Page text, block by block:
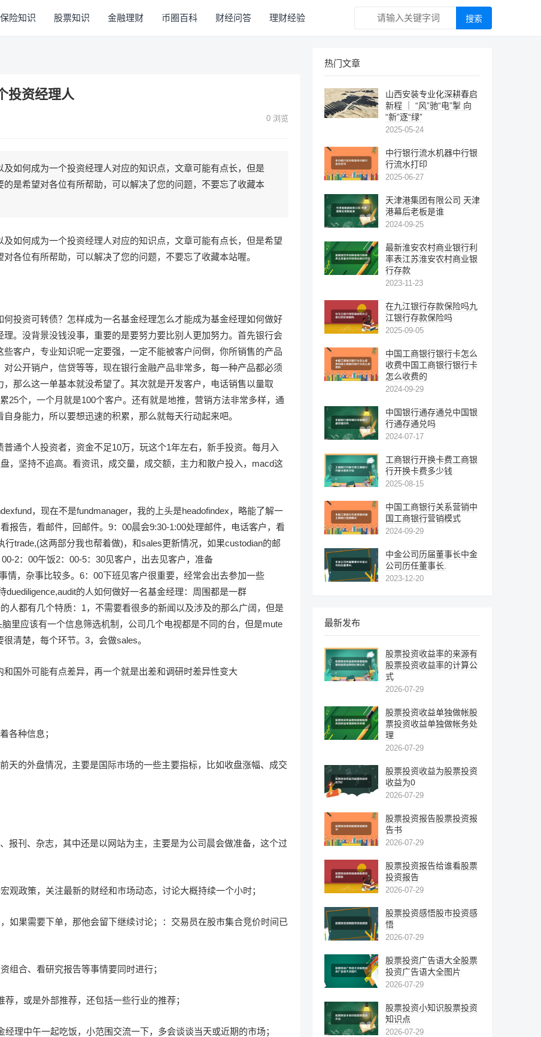
保险知识 股票知识 金融理财 币圈百科 财经问答 理财经验
投资经理人
0 浏览
如何成为一个投资经理人对应的知识点，文章可能有点长，但是
是希望对各位有所帮助，可以解决了您的问题，不要忘了收藏本
如何成为一个投资经理人对应的知识点，文章可能有点长，但是希望
各位有所帮助，可以解决了您的问题，不要忘了收藏本站喔。
投资可转债？怎样成为一名基金经理怎么才能成为基金经理如何做好
。没背景没钱没事，重要的是要努力要比别人更加努力。首先银行会
客户，专业知识呢一定要强，一定不能被客户问倒，你所销售的产品
公开销户，信贷等等，现在银行金融产品非常多，每一种产品都必须
那么这一单基本就没希望了。其次就是开发客户，电话销售以量取
25个，一个月就是100个客户。还有就是地推，营销方法非常多样，通
身能力，所以要想迅速的积累，那么就每天行动起来吧。
通个人投资者，资金不足10万，玩这个1年左右，新手投资。每月入
，坚持不追高。看资讯，成交量，成交额，主力和散户投入，macd这
，现在不是fundmanager，我的上头是headofindex，略能了解一
报告，看邮件，回邮件。9：00晨会9:30-1:00处理邮件，电话客户，看
trade,(这两部分我也帮着做)，和sales更新情况，如果custodian的邮
2：00午饭2：00-5：30见客户，出去见客户，准备
情，杂事比较多。6：00下班见客户很重要，经常会出去参加一些
的人如何做好一名基金经理：周围都是一群
人都有几个特质：1，不需要看很多的新闻以及涉及的那么广阔，但是
里应该有一个信息筛选机制，公司几个电视都是不同的台，但是mute
清楚，每个环节。3，会做sales。
国外可能有点差异，再一个就是出差和调研时差异性变大
各种信息；
天的外盘情况，主要是国际市场的一些主要指标，比如收盘涨幅、成交
报刊、杂志，其中还是以网站为主，主要是为公司晨会做准备，这个过
观政策，关注最新的财经和市场动态，讨论大概持续一个小时；
如果需要下单，那他会留下继续讨论；：交易员在股市集合竞价时间已
组合、看研究报告等事情要同时进行；
，或是外部推荐，还包括一些行业的推荐；
理中午一起吃饭，小范围交流一下，多会谈谈当天或近期的市场；
热门文章
山西安装专业化深耕春启
新程 ｜ “风”驰“电”掣 向
“新”逐“绿”
2025-05-24
中行银行流水机器中行银
行流水打印
2025-06-27
天津港集团有限公司 天津
港幕后老板是谁
2024-09-25
最新淮安农村商业银行利
率表江苏淮安农村商业银
行存款
2023-11-23
在九江银行存款保险吗九
江银行存款保险吗
2025-09-05
中国工商银行银行卡怎么
收费中国工商银行银行卡
怎么收费的
2024-09-29
中国银行通存通兑中国银
行通存通兑吗
2024-07-17
工商银行开换卡费工商银
行开换卡费多少钱
2025-08-15
中国工商银行关系营销中
国工商银行营销模式
2024-09-29
中金公司历届董事长中金
公司历任董事长.
2023-12-20
最新发布
股票投资收益率的来源有
股票投资收益率的计算公
式
2026-07-29
股票投资收益单独做帐股
票投资收益单独做帐务处
理
2026-07-29
股票投资收益为股票投资
收益为0
2026-07-29
股票投资报告股票投资报
告书
2026-07-29
股票投资报告给谁看股票
投资报告
2026-07-29
股票投资感悟股市投资感
悟
2026-07-29
股票投资广告语大全股票
投资广告语大全图片
2026-07-29
股票投资小知识股票投资
知识点
2026-07-29